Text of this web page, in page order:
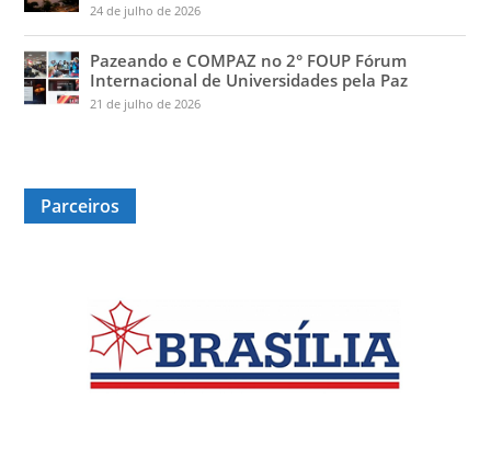
24 de julho de 2026
Pazeando e COMPAZ no 2° FOUP Fórum
Internacional de Universidades pela Paz
21 de julho de 2026
Parceiros